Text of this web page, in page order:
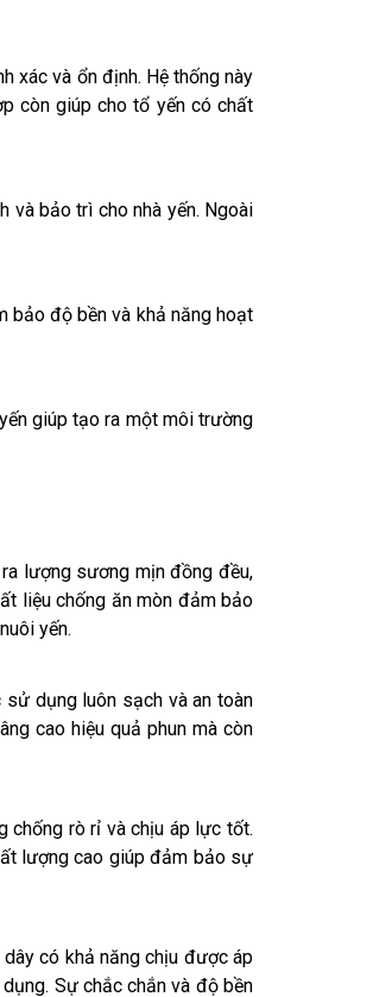
xác và ổn định. Hệ thống này
còn giúp cho tổ yến có chất
và bảo trì cho nhà yến. Ngoài
bảo độ bền và khả năng hoạt
giúp tạo ra một môi trường
lượng sương mịn đồng đều,
liệu chống ăn mòn đảm bảo
yến.
dụng luôn sạch và an toàn
cao hiệu quả phun mà còn
chống rò rỉ và chịu áp lực tốt.
lượng cao giúp đảm bảo sự
có khả năng chịu được áp
Sự chắc chắn và độ bền